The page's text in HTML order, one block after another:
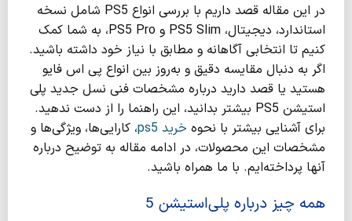
در این مقاله قصد داریم با بررسی انواع PS5 شامل نسخه
استاندارد، دیجیتال، PS5 Slim و PS5 Pro، به شما کمک
کنیم تا انتخابی آگاهانه و مطابق با نیاز خود داشته باشید.
اگر به دنبال مقایسه دقیق و به‌روز بین انواع پی اس فایو
هستید یا قصد دارید درباره مشخصات فنی نسل جدید پلی
استیشن PS5 بیشتر بدانید، این راهنما را از دست ندهید.
برای آشنایی بیشتر با نحوه خرید ps5
، کارایی‌ها، ویژگی‌ها و
مشخصات این محصولات، در ادامه مقاله به توضیح درباره
آنها پرداخته‌ایم. با ما همراه باشید.
همه چیز درباره پلی‌استیشن 5